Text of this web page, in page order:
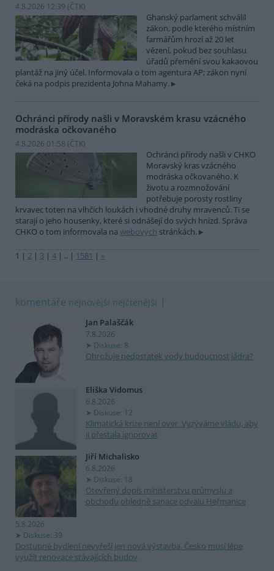
4.8.2026 12:39 (ČTK)
Ghanský parlament schválil
zákon, podle kterého místním
farmářům hrozí až 20 let
vězení, pokud bez souhlasu
úřadů přemění svou kakaovou
plantáž na jiný účel. Informovala o tom agentura AP; zákon nyní
čeká na podpis prezidenta Johna Mahamy.
Ochránci přírody našli v Moravském krasu vzácného
modráska očkovaného
4.8.2026 01:58 (ČTK)
Ochránci přírody našli v CHKO
Moravský kras vzácného
modráska očkovaného. K
životu a rozmnožování
potřebuje porosty rostliny
krvavec toten na vlhčích loukách i vhodné druhy mravenců. Ti se
starají o jeho housenky, které si odnášejí do svých hnízd. Správa
CHKO o tom informovala na webových stránkách.
1 | 2 | 3 | 4 | .. | 1581 | »
komentáře nejnovější nejčtenější
Jan Palaščák
7.8.2026
Diskuse: 8
Ohrožuje nedostatek vody budoucnost jádra?
Eliška Vidomus
6.8.2026
Diskuse: 12
Klimatická krize není over. Vyzýváme vládu, aby
ji přestala ignorovat
Jiří Michalisko
6.8.2026
Diskuse: 18
Otevřený dopis ministerstvu průmyslu a
obchodu ohledně sanace odvalu Heřmanice
5.8.2026
Diskuse: 39
Dostupné bydlení nevyřeší jen nová výstavba. Česko musí lépe
využít renovace stávajících budov